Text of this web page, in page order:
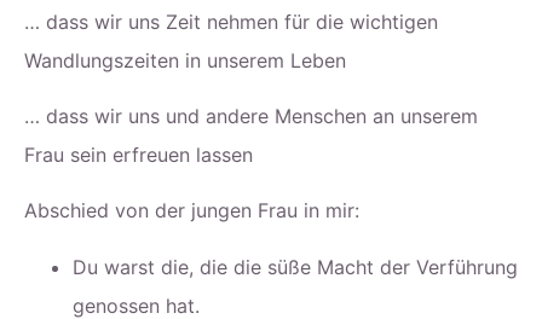
… dass wir uns Zeit nehmen für die wichtigen
Wandlungszeiten in unserem Leben
… dass wir uns und andere Menschen an unserem
Frau sein erfreuen lassen
Abschied von der jungen Frau in mir:
Du warst die, die die süße Macht der Verführung
genossen hat.